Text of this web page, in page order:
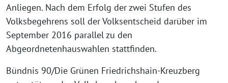
Anliegen. Nach dem Erfolg der zwei Stufen des
Volksbegehrens soll der Volksentscheid darüber im
September 2016 parallel zu den
Abgeordnetenhauswahlen stattfinden.
Bündnis 90/Die Grünen Friedrichshain-Kreuzberg